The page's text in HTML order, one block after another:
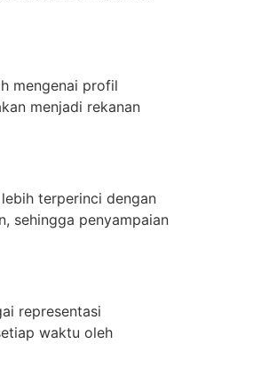
mengenai profil
menjadi rekanan
terperinci dengan
sehingga penyampaian
representasi
waktu oleh